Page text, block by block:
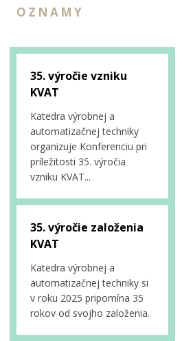
OZNAMY
35. výročie vzniku
KVAT
Katedra výrobnej a
automatizačnej techniky
organizuje Konferenciu pri
príležitosti 35. výročia
vzniku KVAT...
35. výročie založenia
KVAT
Katedra výrobnej a
automatizačnej techniky si
v roku 2025 pripomína 35
rokov od svojho založenia.